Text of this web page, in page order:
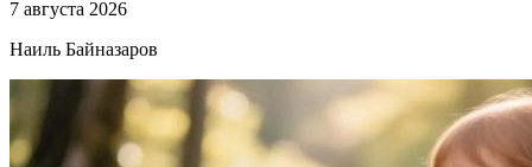
7 августа 2026
Наиль Байназаров